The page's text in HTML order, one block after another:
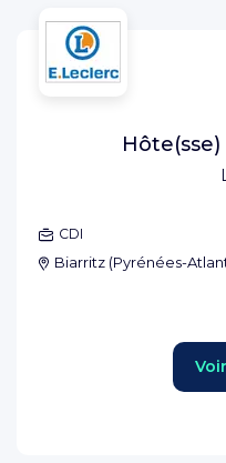
Hôte(sse)
CDI
Biarritz (Pyrénées-